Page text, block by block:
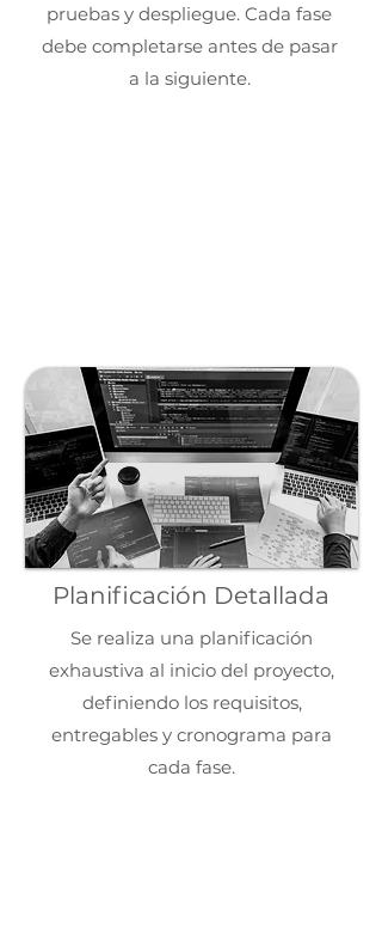
pruebas y despliegue. Cada fase
debe completarse antes de pasar
a la siguiente.
Planificación Detallada
Se realiza una planificación
exhaustiva al inicio del proyecto,
definiendo los requisitos,
entregables y cronograma para
cada fase.